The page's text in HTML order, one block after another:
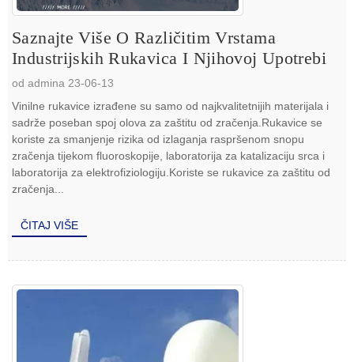
Saznajte Više O Različitim Vrstama
Industrijskih Rukavica I Njihovoj Upotrebi
od admina 23-06-13
Vinilne rukavice izrađene su samo od najkvalitetnijih materijala i
sadrže poseban spoj olova za zaštitu od zračenja.Rukavice se
koriste za smanjenje rizika od izlaganja raspršenom snopu
zračenja tijekom fluoroskopije, laboratorija za katalizaciju srca i
laboratorija za elektrofiziologiju.Koriste se rukavice za zaštitu od
zračenja...
ČITAJ VIŠE